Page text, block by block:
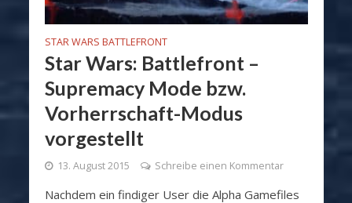
STAR WARS BATTLEFRONT
Star Wars: Battlefront –
Supremacy Mode bzw.
Vorherrschaft-Modus
vorgestellt
13. August 2015 Schreibe einen Kommentar
Nachdem ein findiger User die Alpha Gamefiles